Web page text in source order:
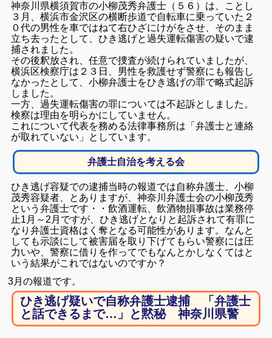
神奈川県横須賀市の小柳茂秀弁護士（５６）は、ことし
３月、横浜市金沢区の横断歩道で自転車に乗っていた２
０代の男性を車ではねて右ひざにけがをさせ、そのまま
立ち去ったとして、ひき逃げと過失運転傷害の疑いで逮
捕されました。
その後釈放され、任意で捜査が続けられていましたが、
横浜区検察庁は２３日、男性を救護せず警察にも報告し
なかったとして、小柳弁護士をひき逃げの罪で略式起訴
しました。
一方、過失運転傷害の罪については不起訴としました。
検察は理由を明らかにしていません。
これについて代表を務める法律事務所は「弁護士と連絡
が取れていない」としています。
弁護士自治を考える会
ひき逃げ容疑での逮捕当時の報道では自称弁護士、小柳
茂秀容疑者、とありますが、神奈川弁護士会の小柳茂秀
という弁護士です・・飲酒運転、飲酒物損事故は業務停
止1月～2月ですが、ひき逃げとなりと起訴されて有罪に
なり弁護士資格はく奪となる可能性があります。なんと
しても示談にして被害届を取り下げてもらい警察には圧
力いや、警察に借りを作ってでもなんとかしなくてはと
いう結果がこれではないのですか？
3月の報道です。
ひき逃げ疑いで自称弁護士逮捕 「弁護士
と話できるまで…」と黙秘 神奈川県警